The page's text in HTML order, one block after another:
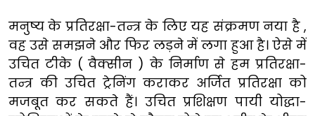
मनुष्य के प्रतिरक्षा-तन्त्र के लिए यह संक्रमण नया है ,
वह उसे समझने और फिर लड़ने में लगा हुआ है। ऐसे में
उचित टीके ( वैक्सीन ) के निर्माण से हम प्रतिरक्षा-
तन्त्र की उचित ट्रेनिंग कराकर अर्जित प्रतिरक्षा को
मजबूत कर सकते हैं। उचित प्रशिक्षण पायी योद्धा-